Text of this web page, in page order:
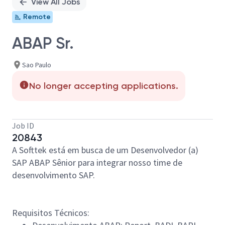
Remote
ABAP Sr.
Sao Paulo
No longer accepting applications.
Job ID
20843
A Softtek está em busca de um Desenvolvedor (a)
SAP ABAP Sênior para integrar nosso time de
desenvolvimento SAP.
Requisitos Técnicos: